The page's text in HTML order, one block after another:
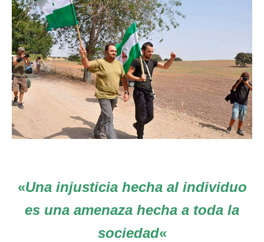
«Una injusticia hecha al individuo
es una amenaza hecha a toda la
sociedad«